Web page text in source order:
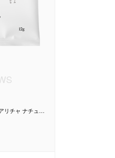
リチャ ナチュラ